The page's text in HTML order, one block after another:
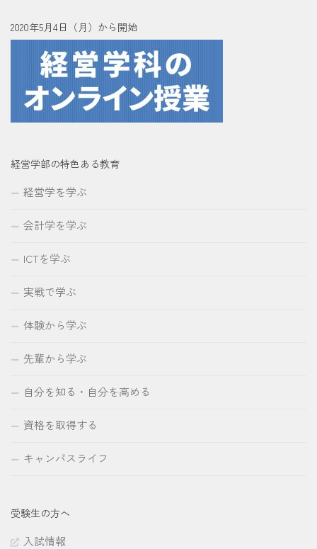
2020年5月4日（月）から開始
経営学部の特色ある教育
経営学を学ぶ
会計学を学ぶ
ICTを学ぶ
実戦で学ぶ
体験から学ぶ
先輩から学ぶ
自分を知る・自分を高める
資格を取得する
キャンパスライフ
受験生の方へ
入試情報